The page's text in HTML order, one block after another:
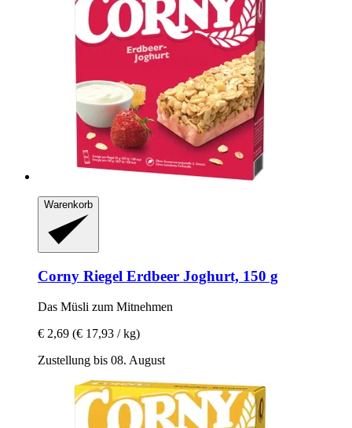
Warenkorb
Corny Riegel Erdbeer Joghurt, 150 g
Das Müsli zum Mitnehmen
€ 2,69 (€ 17,93 / kg)
Zustellung bis 08. August